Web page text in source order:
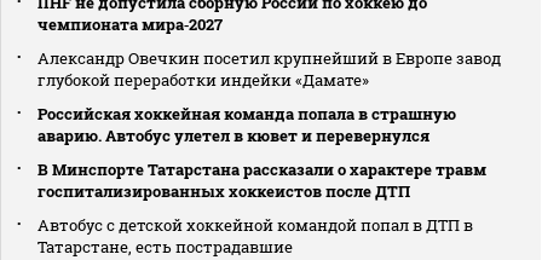
чемпионата мира‑2027
Александр Овечкин посетил крупнейший в Европе завод
глубокой переработки индейки «Дамате»
Российская хоккейная команда попала в страшную
аварию. Автобус улетел в кювет и перевернулся
В Минспорте Татарстана рассказали о характере травм
госпитализированных хоккеистов после ДТП
Автобус с детской хоккейной командой попал в ДТП в
Татарстане, есть пострадавшие